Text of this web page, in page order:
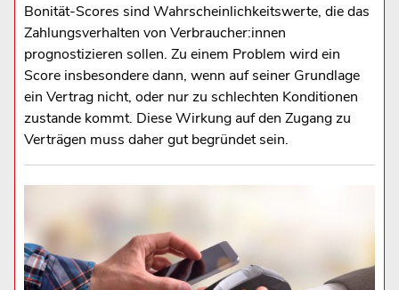
Bonität-Scores sind Wahrscheinlichkeitswerte, die das
Zahlungsverhalten von Verbraucher:innen
prognostizieren sollen. Zu einem Problem wird ein
Score insbesondere dann, wenn auf seiner Grundlage
ein Vertrag nicht, oder nur zu schlechten Konditionen
zustande kommt. Diese Wirkung auf den Zugang zu
Verträgen muss daher gut begründet sein.